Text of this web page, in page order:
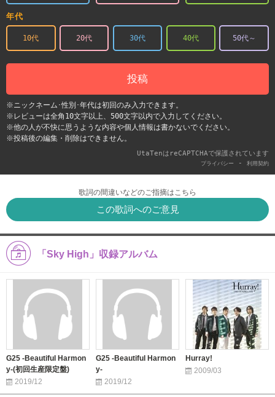
年代
10代 20代 30代 40代 50代～
投稿
※ニックネーム･性別･年代は初回のみ入力できます。
※レビューは全角10文字以上、500文字以内で入力してください。
※他の人が不快に思うような内容や個人情報は書かないでください。
※投稿後の編集・削除はできません。
UtaTenはreCAPTCHAで保護されています
プライバシー - 利用契約
歌詞の間違いなどのご指摘はこちら
この歌詞へのご意見
「Sky High」収録アルバム
G25 -Beautiful Harmon
y-(初回生産限定盤)
2019/12
G25 -Beautiful Harmon
y-
2019/12
Hurray!
2009/03